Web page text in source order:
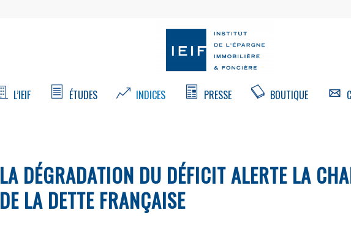
L’IEIF ÉTUDES INDICES PRESSE BOUTIQUE
LA DÉGRADATION DU DÉFICIT ALERTE LA
DE LA DETTE FRANÇAISE